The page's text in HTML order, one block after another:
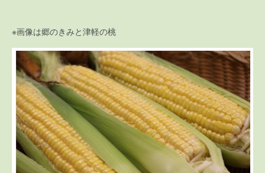
※画像は郷のきみと津軽の桃